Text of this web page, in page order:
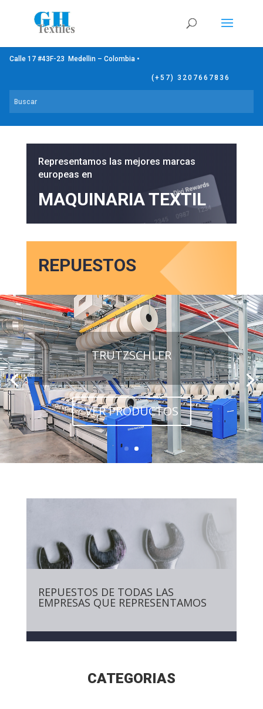
Calle 17 #43F-23 Medellin – Colombia •
(+57) 3207667836
Representamos las mejores marcas
europeas en
MAQUINARIA TEXTIL
REPUESTOS
TRUTZSCHLER
VER PRODUCTOS
REPUESTOS DE TODAS LAS
EMPRESAS QUE REPRESENTAMOS
CATEGORIAS